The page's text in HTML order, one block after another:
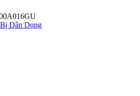
Dân Dụng